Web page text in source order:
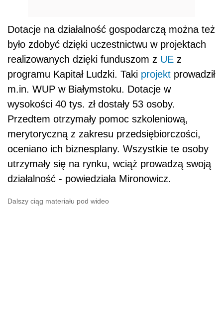
Dotacje na działalność gospodarczą można też
było zdobyć dzięki uczestnictwu w projektach
realizowanych dzięki funduszom z UE z
programu Kapitał Ludzki. Taki projekt prowadził
m.in. WUP w Białymstoku. Dotacje w
wysokości 40 tys. zł dostały 53 osoby.
Przedtem otrzymały pomoc szkoleniową,
merytoryczną z zakresu przedsiębiorczości,
oceniano ich biznesplany. Wszystkie te osoby
utrzymały się na rynku, wciąż prowadzą swoją
działalność - powiedziała Mironowicz.
Dalszy ciąg materiału pod wideo